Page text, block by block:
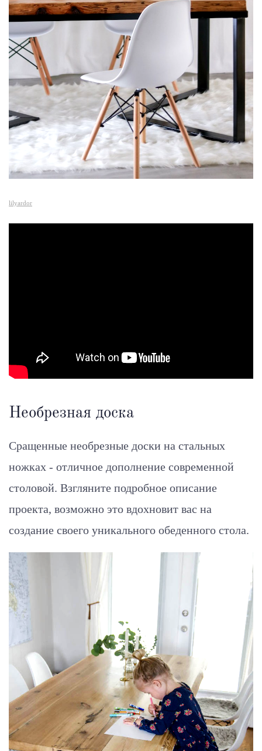
lilyardor
Необрезная доска
Сращенные необрезные доски на стальных
ножках - отличное дополнение современной
столовой. Взгляните подробное описание
проекта, возможно это вдохновит вас на
создание своего уникального обеденного стола.